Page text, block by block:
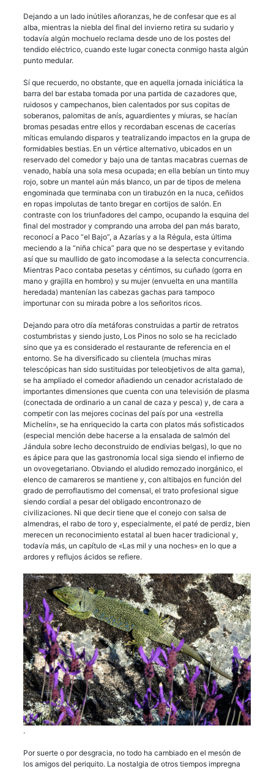
Dejando a un lado inútiles añoranzas, he de confesar que es al
alba, mientras la niebla del final del invierno retira su sudario y
todavía algún mochuelo reclama desde uno de los postes del
tendido eléctrico, cuando este lugar conecta conmigo hasta algún
punto medular.
Sí que recuerdo, no obstante, que en aquella jornada iniciática la
barra del bar estaba tomada por una partida de cazadores que,
ruidosos y campechanos, bien calentados por sus copitas de
soberanos, palomitas de anís, aguardientes y miuras, se hacían
bromas pesadas entre ellos y recordaban escenas de cacerías
míticas emulando disparos y teatralizando impactos en la grupa de
formidables bestias. En un vértice alternativo, ubicados en un
reservado del comedor y bajo una de tantas macabras cuernas de
venado, había una sola mesa ocupada; en ella bebían un tinto muy
rojo, sobre un mantel aún más blanco, un par de tipos de melena
engominada que terminaba con un tirabuzón en la nuca, ceñidos
en ropas impolutas de tanto bregar en cortijos de salón. En
contraste con los triunfadores del campo, ocupando la esquina del
final del mostrador y comprando una arroba del pan más barato,
reconocí a Paco “el Bajo”, a Azarías y a la Régula, esta última
meciendo a la “niña chica” para que no se despertase y evitando
así que su maullido de gato incomodase a la selecta concurrencia.
Mientras Paco contaba pesetas y céntimos, su cuñado (gorra en
mano y grajilla en hombro) y su mujer (envuelta en una mantilla
heredada) mantenían las cabezas gachas para tampoco
importunar con su mirada pobre a los señoritos ricos.
Dejando para otro día metáforas construidas a partir de retratos
costumbristas y siendo justo, Los Pinos no solo se ha reciclado
sino que ya es considerado el restaurante de referencia en el
entorno. Se ha diversificado su clientela (muchas miras
telescópicas han sido sustituidas por teleobjetivos de alta gama),
se ha ampliado el comedor añadiendo un cenador acristalado de
importantes dimensiones que cuenta con una televisión de plasma
(conectada de ordinario a un canal de caza y pesca) y, de cara a
competir con las mejores cocinas del país por una «estrella
Michelín», se ha enriquecido la carta con platos más sofisticados
(especial mención debe hacerse a la ensalada de salmón del
Jándula sobre lecho deconstruido de endivias belgas), lo que no
es ápice para que las gastronomía local siga siendo el infierno de
un ovovegetariano. Obviando el aludido remozado inorgánico, el
elenco de camareros se mantiene y, con altibajos en función del
grado de perroflautismo del comensal, el trato profesional sigue
siendo cordial a pesar del obligado encontronazo de
civilizaciones. Ni que decir tiene que el conejo con salsa de
almendras, el rabo de toro y, especialmente, el paté de perdiz, bien
merecen un reconocimiento estatal al buen hacer tradicional y,
todavía más, un capítulo de «Las mil y una noches» en lo que a
ardores y reflujos ácidos se refiere.
.
Por suerte o por desgracia, no todo ha cambiado en el mesón de
los amigos del periquito. La nostalgia de otros tiempos impregna